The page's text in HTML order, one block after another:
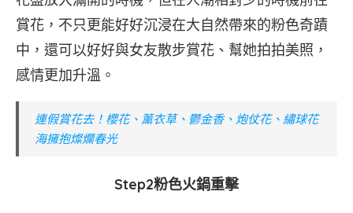
賞花，不只更能好好沉浸在大自然帶來的粉色奇蹟
中，還可以好好與女友散步賞花、幫她拍拍美照，
感情更加升溫。
連假賞花去！櫻花、薰衣草、鬱金香、炮仗花、繡球花
海擁抱燦爛春光
Step2粉色火鍋重擊